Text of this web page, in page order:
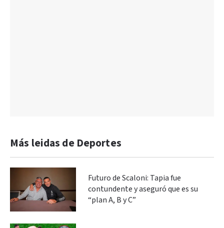
Más leidas de Deportes
Futuro de Scaloni: Tapia fue
contundente y aseguró que es su
“plan A, B y C”